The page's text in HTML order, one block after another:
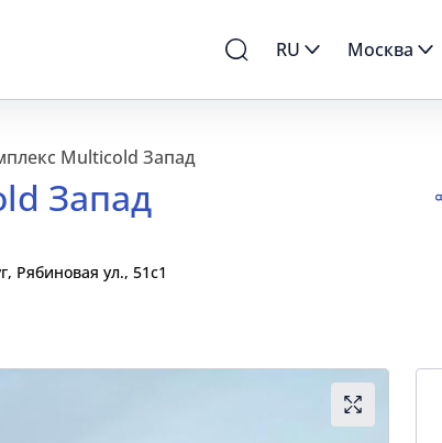
RU Москва
Multicold Запад
Запад
Рябиновая ул., 51с1